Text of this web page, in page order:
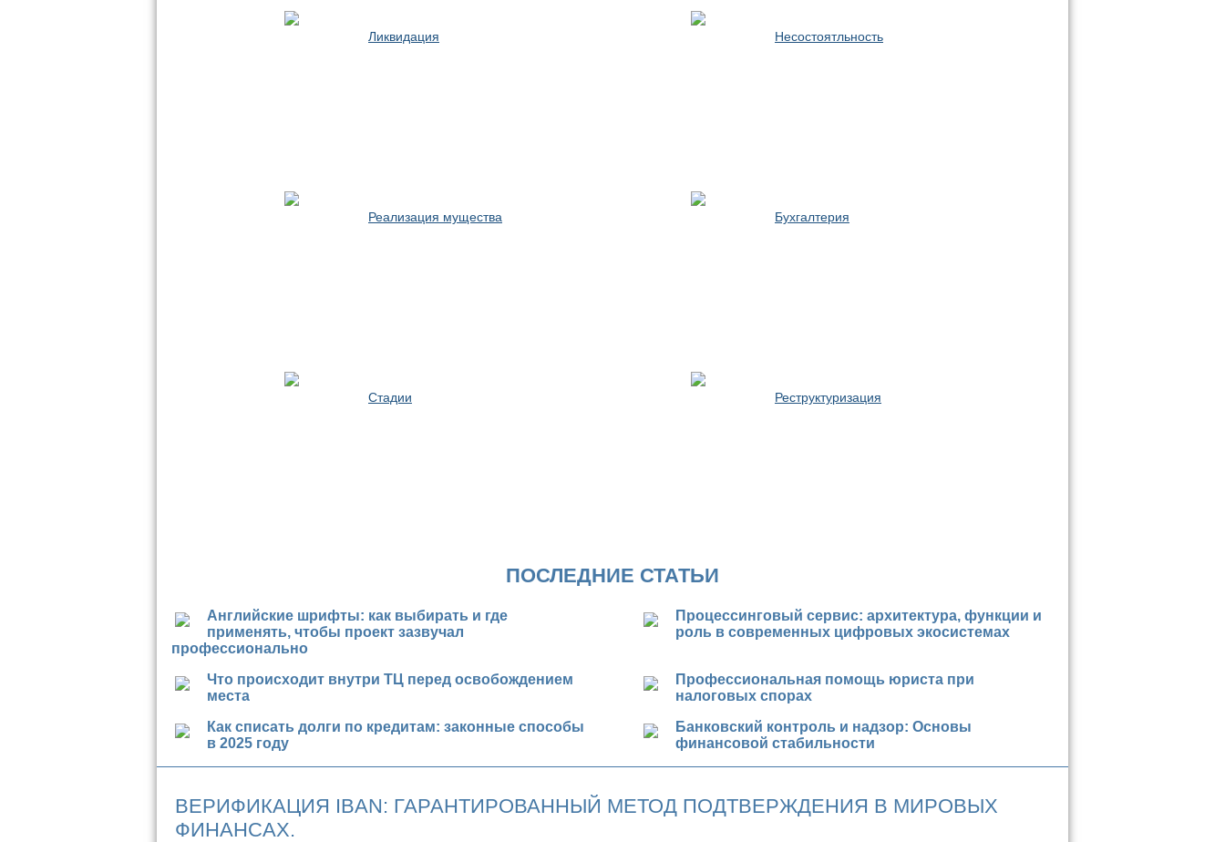
Ликвидация Несостоятльность
Реализация мущества Бухгалтерия
Стадии Реструктуризация
ПОСЛЕДНИЕ СТАТЬИ
Английские шрифты: как выбирать и где
применять, чтобы проект зазвучал
профессионально
Процессинговый сервис: архитектура, функции и
роль в современных цифровых экосистемах
Что происходит внутри ТЦ перед освобождением
места
Профессиональная помощь юриста при
налоговых спорах
Как списать долги по кредитам: законные способы
в 2025 году
Банковский контроль и надзор: Основы
финансовой стабильности
ВЕРИФИКАЦИЯ IBAN: ГАРАНТИРОВАННЫЙ МЕТОД ПОДТВЕРЖДЕНИЯ В МИРОВЫХ
ФИНАНСАХ.